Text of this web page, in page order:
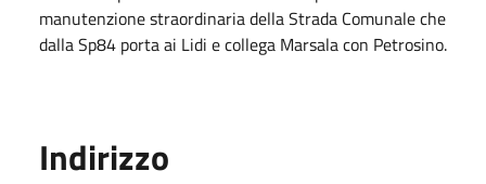
manutenzione straordinaria della Strada Comunale che
dalla Sp84 porta ai Lidi e collega Marsala con Petrosino.
Indirizzo